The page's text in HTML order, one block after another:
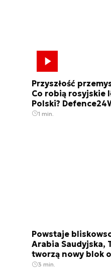
Przyszłość
Co robią rosyjskie
Polski?
1 min.
Powstaje
Arabia Saudyjska,
tworzą nowy blok
3 min.